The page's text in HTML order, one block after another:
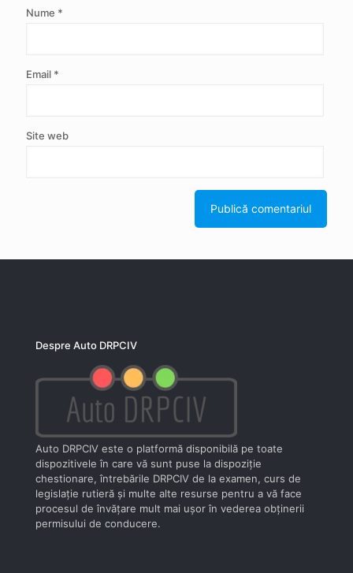
Nume *
Email *
Site web
Despre Auto DRPCIV
Auto DRPCIV este o platformă disponibilă pe toate
dispozitivele în care vă sunt puse la dispoziţie
chestionare, întrebările DRPCIV de la examen, curs de
legislaţie rutieră şi multe alte resurse pentru a vă face
procesul de învăţare mult mai uşor în vederea obţinerii
permisului de conducere.